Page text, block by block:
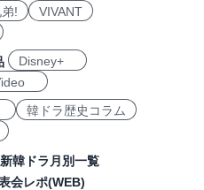
!
VIVANT
Disney+
韓ドラ歴史コラム
韓ドラ月別一覧
会レポ(WEB)